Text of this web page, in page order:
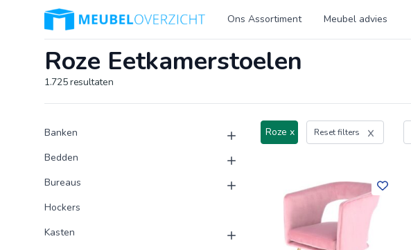
Logo Meubeloverzicht.nl Ons Assortiment Meubel advies
Roze Eetkamerstoelen
1.725resultaten
Producten
Product categorieën
Banken
Bedden
Bureaus
Hockers
Kasten
Roze x Reset filters